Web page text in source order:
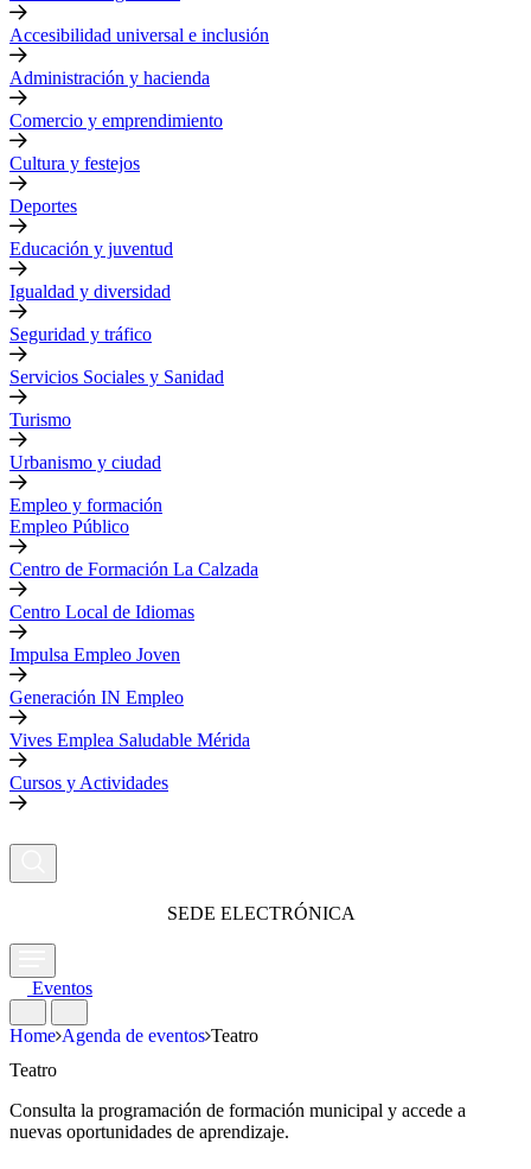
Accesibilidad universal e inclusión
Administración y hacienda
Comercio y emprendimiento
Cultura y festejos
Deportes
Educación y juventud
Igualdad y diversidad
Seguridad y tráfico
Servicios Sociales y Sanidad
Turismo
Urbanismo y ciudad
Empleo y formación
Empleo Público
Centro de Formación La Calzada
Centro Local de Idiomas
Impulsa Empleo Joven
Generación IN Empleo
Vives Emplea Saludable Mérida
Cursos y Actividades
SEDE ELECTRÓNICA
Eventos
Home Agenda de eventos Teatro
Teatro
Consulta la programación de formación municipal y accede a
nuevas oportunidades de aprendizaje.